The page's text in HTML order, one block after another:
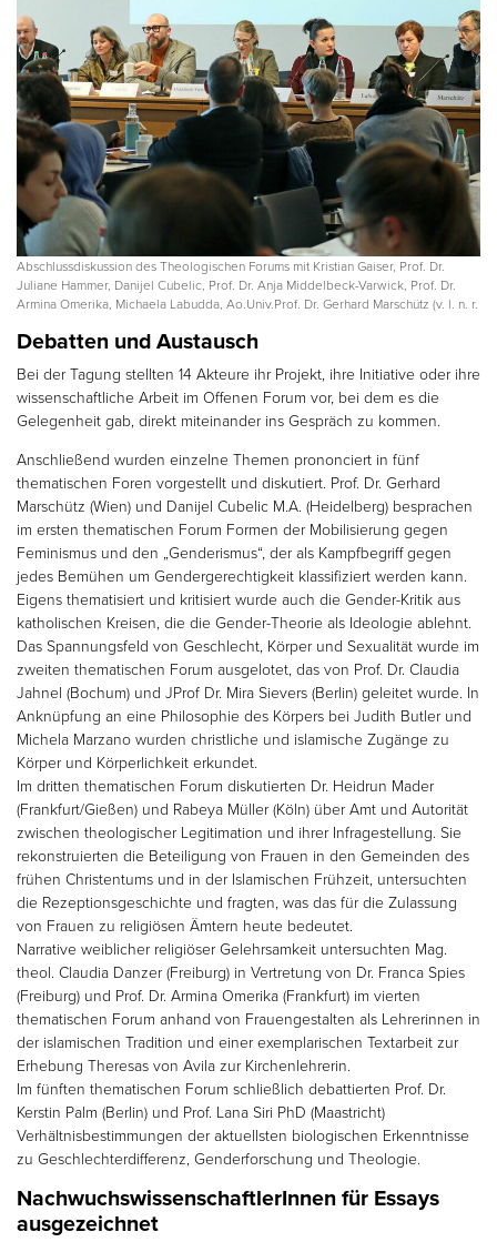
Abschlussdiskussion des Theologischen Forums mit Kristian Gaiser, Prof. Dr.
Juliane Hammer, Danijel Cubelic, Prof. Dr. Anja Middelbeck-Varwick, Prof. Dr.
Armina Omerika, Michaela Labudda, Ao.Univ.Prof. Dr. Gerhard Marschütz (v. l. n. r.
Debatten und Austausch
Bei der Tagung stellten 14 Akteure ihr Projekt, ihre Initiative oder ihre
wissenschaftliche Arbeit im Offenen Forum vor, bei dem es die
Gelegenheit gab, direkt miteinander ins Gespräch zu kommen.
Anschließend wurden einzelne Themen prononciert in fünf
thematischen Foren vorgestellt und diskutiert. Prof. Dr. Gerhard
Marschütz (Wien) und Danijel Cubelic M.A. (Heidelberg) besprachen
im ersten thematischen Forum Formen der Mobilisierung gegen
Feminismus und den „Genderismus“, der als Kampfbegriff gegen
jedes Bemühen um Gendergerechtigkeit klassifiziert werden kann.
Eigens thematisiert und kritisiert wurde auch die Gender-Kritik aus
katholischen Kreisen, die die Gender-Theorie als Ideologie ablehnt.
Das Spannungsfeld von Geschlecht, Körper und Sexualität wurde im
zweiten thematischen Forum ausgelotet, das von Prof. Dr. Claudia
Jahnel (Bochum) und JProf Dr. Mira Sievers (Berlin) geleitet wurde. In
Anknüpfung an eine Philosophie des Körpers bei Judith Butler und
Michela Marzano wurden christliche und islamische Zugänge zu
Körper und Körperlichkeit erkundet.
Im dritten thematischen Forum diskutierten Dr. Heidrun Mader
(Frankfurt/Gießen) und Rabeya Müller (Köln) über Amt und Autorität
zwischen theologischer Legitimation und ihrer Infragestellung. Sie
rekonstruierten die Beteiligung von Frauen in den Gemeinden des
frühen Christentums und in der Islamischen Frühzeit, untersuchten
die Rezeptionsgeschichte und fragten, was das für die Zulassung
von Frauen zu religiösen Ämtern heute bedeutet.
Narrative weiblicher religiöser Gelehrsamkeit untersuchten Mag.
theol. Claudia Danzer (Freiburg) in Vertretung von Dr. Franca Spies
(Freiburg) und Prof. Dr. Armina Omerika (Frankfurt) im vierten
thematischen Forum anhand von Frauengestalten als Lehrerinnen in
der islamischen Tradition und einer exemplarischen Textarbeit zur
Erhebung Theresas von Avila zur Kirchenlehrerin.
Im fünften thematischen Forum schließlich debattierten Prof. Dr.
Kerstin Palm (Berlin) und Prof. Lana Siri PhD (Maastricht)
Verhältnisbestimmungen der aktuellsten biologischen Erkenntnisse
zu Geschlechterdifferenz, Genderforschung und Theologie.
NachwuchswissenschaftlerInnen für Essays
ausgezeichnet